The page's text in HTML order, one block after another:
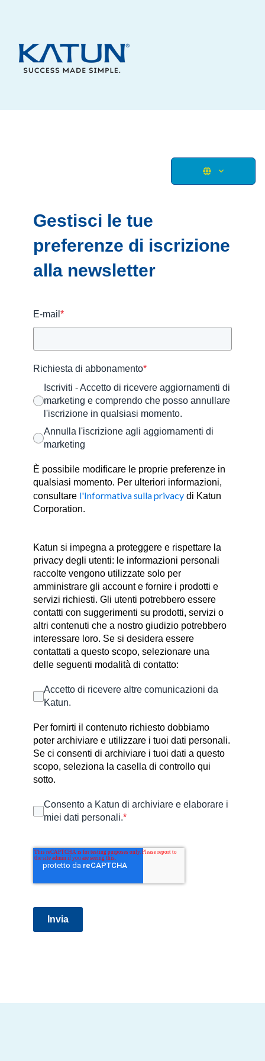
Gestisci le tue
preferenze di iscrizione
alla newsletter
E-mail *
Richiesta di abbonamento*
Iscriviti - Accetto di ricevere aggiornamenti di
marketing e comprendo che posso annullare
l'iscrizione in qualsiasi momento.
Annulla l'iscrizione agli aggiornamenti di
marketing
È possibile modificare le proprie preferenze in
qualsiasi momento. Per ulteriori informazioni,
consultare l'Informativa sulla privacy di Katun
Corporation.
Katun si impegna a proteggere e rispettare la
privacy degli utenti: le informazioni personali
raccolte vengono utilizzate solo per
amministrare gli account e fornire i prodotti e
servizi richiesti. Gli utenti potrebbero essere
contatti con suggerimenti su prodotti, servizi o
altri contenuti che a nostro giudizio potrebbero
interessare loro. Se si desidera essere
contattati a questo scopo, selezionare una
delle seguenti modalità di contatto:
Accetto di ricevere altre comunicazioni da
Katun.
Per fornirti il contenuto richiesto dobbiamo
poter archiviare e utilizzare i tuoi dati personali.
Se ci consenti di archiviare i tuoi dati a questo
scopo, seleziona la casella di controllo qui
sotto.
Consento a Katun di archiviare e elaborare i
miei dati personali.*
Invia